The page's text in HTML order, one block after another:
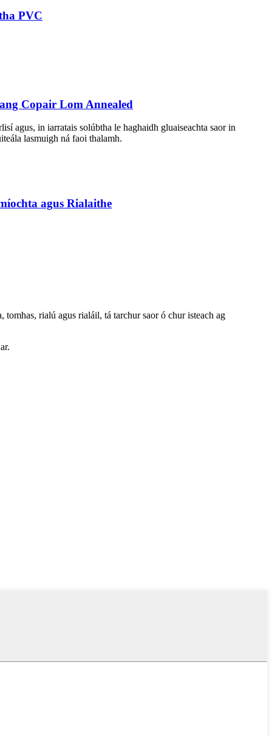
PVC
Copair Lom Annealed
agus, in iarratais solúbtha le haghaidh gluaiseachta saor in
lasmuigh ná faoi thalamh.
agus Rialaithe
rialú agus rialáil, tá tarchur saor ó chur isteach ag